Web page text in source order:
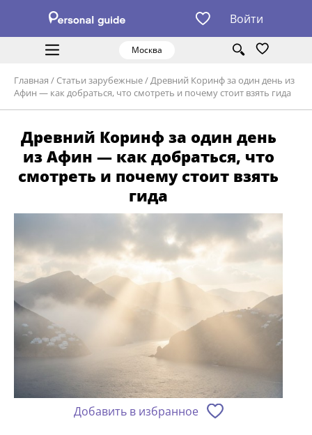
Войти
Москва
Главная / Статьи зарубежные/Древний Коринф за один день из
Афин — как добраться, что смотреть и почему стоит взять гида
Древний Коринф за один день
из Афин — как добраться, что
смотреть и почему стоит взять
гида
Добавить в избранное